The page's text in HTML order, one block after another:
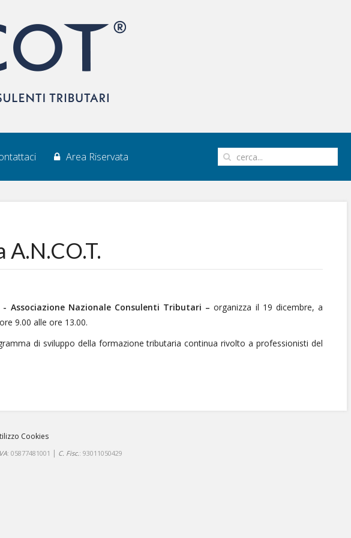
Area Riservata
- Associazione Nazionale Consulenti Tributari – organizza il 19 dicembre, a
9.00 alle ore 13.00.
di sviluppo della formazione tributaria continua rivolto a professionisti del
Cookies
: 05877481001 | C. Fisc.: 93011050429